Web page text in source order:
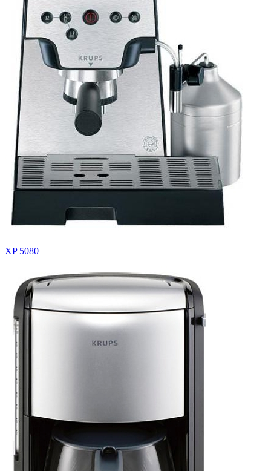
XP 5080